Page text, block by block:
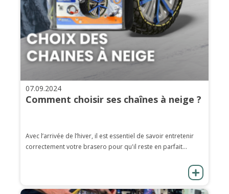
07.09.2024
Comment choisir ses chaînes à neige ?
Avec l’arrivée de l’hiver, il est essentiel de savoir entretenir
correctement votre brasero pour qu'il reste en parfait...